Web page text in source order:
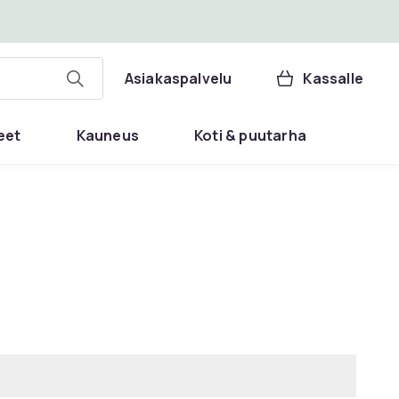
Asiakaspalvelu Kassalle
Kauneus Koti & puutarha